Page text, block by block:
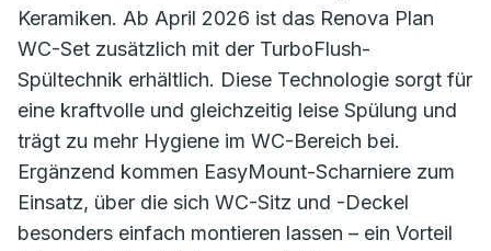
Keramiken. Ab April 2026 ist das Renova Plan
WC-Set zusätzlich mit der TurboFlush-
Spültechnik erhältlich. Diese Technologie sorgt für
eine kraftvolle und gleichzeitig leise Spülung und
trägt zu mehr Hygiene im WC-Bereich bei.
Ergänzend kommen EasyMount-Scharniere zum
Einsatz, über die sich WC-Sitz und -Deckel
besonders einfach montieren lassen – ein Vorteil